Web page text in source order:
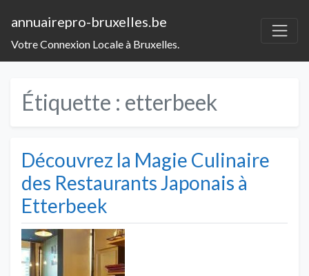
annuairepro-bruxelles.be
Votre Connexion Locale à Bruxelles.
Étiquette : etterbeek
Découvrez la Magie Culinaire
des Restaurants Japonais à
Etterbeek